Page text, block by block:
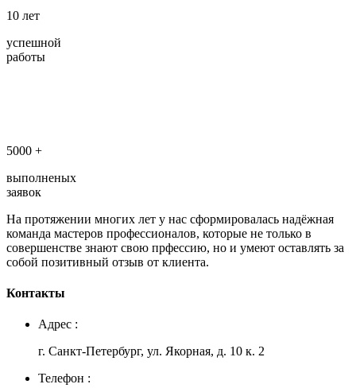
10 лет
успешной
работы
5000 +
выполненых
заявок
На протяжении многих лет у нас сформировалась надёжная
команда мастеров профессионалов, которые не только в
совершенстве знают свою прфессию, но и умеют оставлять за
собой позитивный отзыв от клиента.
Контакты
Адрес :
г. Санкт-Петербург, ул. Якорная, д. 10 к. 2
Телефон :